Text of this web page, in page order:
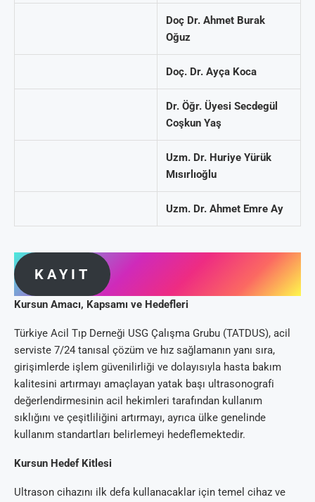
Doç Dr. Ahmet Burak
Oğuz
Doç. Dr. Ayça Koca
Dr. Öğr. Üyesi Secdegül
Coşkun Yaş
Uzm. Dr. Huriye Yürük
Mısırlıoğlu
Uzm. Dr. Ahmet Emre Ay
KAYIT
Kursun Amacı, Kapsamı ve Hedefleri
Türkiye Acil Tıp Derneği USG Çalışma Grubu (TATDUS), acil
serviste 7/24 tanısal çözüm ve hız sağlamanın yanı sıra,
girişimlerde işlem güvenilirliği ve dolayısıyla hasta bakım
kalitesini artırmayı amaçlayan yatak başı ultrasonografi
değerlendirmesinin acil hekimleri tarafından kullanım
sıklığını ve çeşitliliğini artırmayı, ayrıca ülke genelinde
kullanım standartları belirlemeyi hedeflemektedir.
Kursun Hedef Kitlesi
Ultrason cihazını ilk defa kullanacaklar için temel cihaz ve